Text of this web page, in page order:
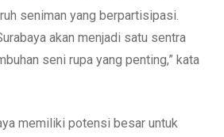
seniman yang berpartisipasi.
akan menjadi satu sentra
seni rupa yang penting,” kata
memiliki potensi besar untuk